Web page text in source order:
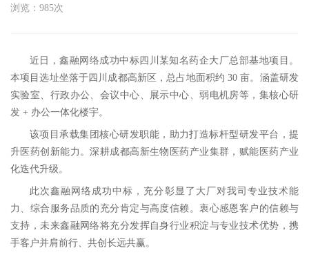
浏览：985次
近日，鑫融网络成功中标四川某知名药企大厂总部基地项目。
本项目选址坐落于四川成都高新区 ，总占地面积约30 亩。 涵盖研发
实验室、行政办公、会议中心、展示中心、弱电机房等 ， 集核心研
发 + 办公一体化楼宇 。
该项目 承载集团核心研发职能 ， 助力打造标杆型研发平台 ，提
升医药创新能力 。深耕成都高新生物医药产业集群 ， 赋能医药产业
化迭代升级。
此次鑫融网络成功中标，充分彰显了 大厂对我司 专业技术能
力、综合服务品质的充分肯定与高度信赖 。衷心感恩客户的信赖与
支持，未来鑫融网络将充分发挥自身行业积淀与专业技术优势， 携
手客户并肩前行、共创长远共赢 。